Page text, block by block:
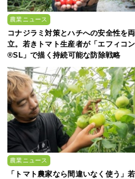
農業ニュース
コナジラミ対策とハチへの安全性を両
立。若きトマト生産者が「エフィコン
®SL」で描く持続可能な防除戦略
農業ニュース
「トマト農家なら間違いなく使う」若